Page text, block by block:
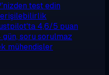
test edin
erişilebilirlik
4,6/5 puan
gün, soru sorulmaz
mühendisler